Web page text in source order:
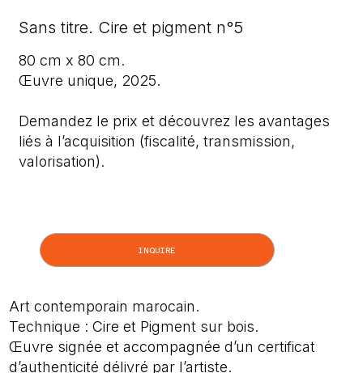
Sans titre. Cire et pigment n°5
80 cm x 80 cm.
Œuvre unique, 2025.
Demandez le prix et découvrez les avantages
liés à l’acquisition (fiscalité, transmission,
valorisation).
INQUIRE
Art contemporain marocain.
Technique : Cire et Pigment sur bois.
Œuvre signée et accompagnée d’un certificat
d’authenticité délivré par l’artiste.